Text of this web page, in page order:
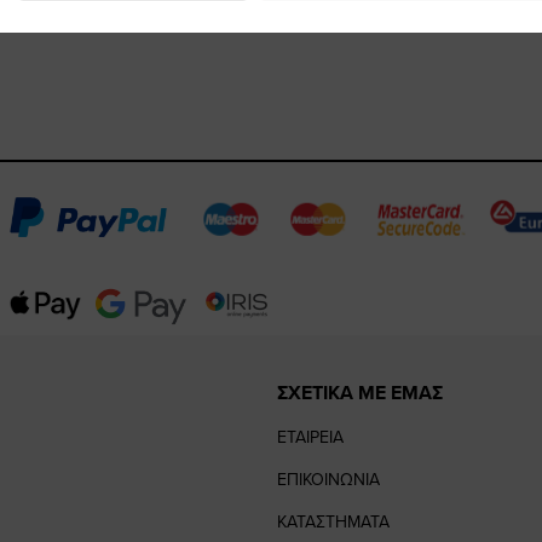
ΣΧΕΤΙΚΑ ΜΕ ΕΜΑΣ
ΕΤΑΙΡΕΙΑ
ΕΠΙΚΟΙΝΩΝΙΑ
ΚΑΤΑΣΤΗΜΑΤΑ